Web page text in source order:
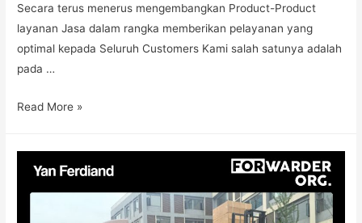
Secara terus menerus mengembangkan Product-Product
layanan Jasa dalam rangka memberikan pelayanan yang
optimal kepada Seluruh Customers Kami salah satunya adalah
pada …
Read More »